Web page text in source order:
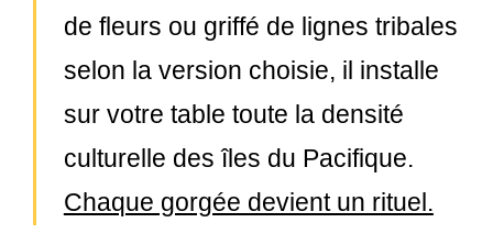
de fleurs ou griffé de lignes tribales
selon la version choisie, il installe
sur votre table toute la densité
culturelle des îles du Pacifique.
Chaque gorgée devient un rituel.